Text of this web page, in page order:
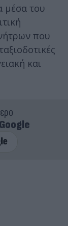
μέσα του
που
και
Google